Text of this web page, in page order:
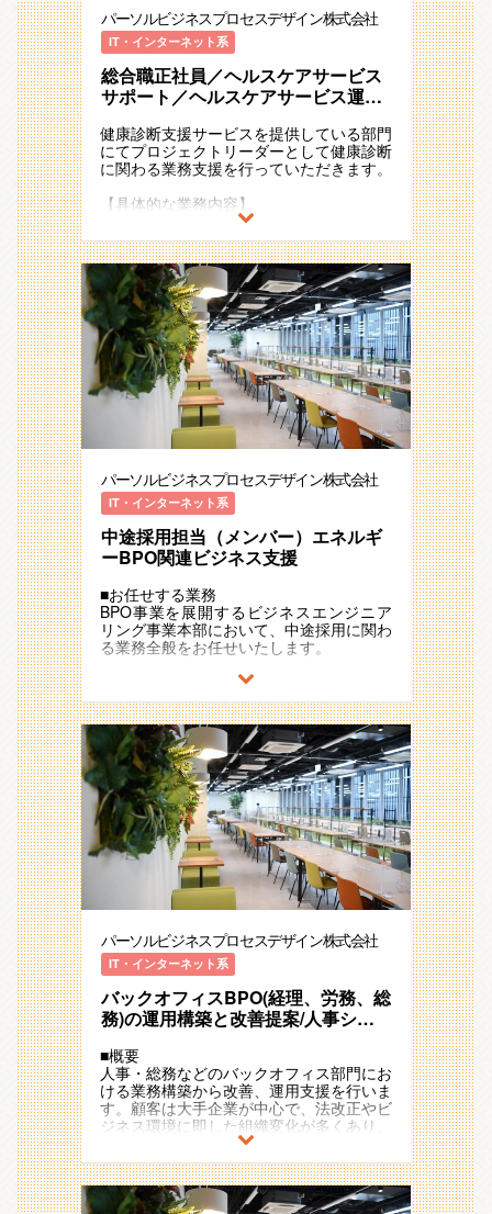
一覧
・業務フローをBPMNを用いて可視化す
る/業務フロー図、システム構成図
・作業手順を可視化する/業務手順書、業
務マニュアル
・業務フローの品質をKPIで管理する/顧客
向け報告書、改善提案書、品質管理
・業務フロー作業工程を自動化する/Excel
VBAツール
■同社の特徴・魅力：
・豊富なキャリアパス：業務領域ごとに専
門性を追求することからスタート。
「ラインマネジメント」「業務コンサル
タント」 「スペシャリスト」の大きな方
向性から伸ばしたいキャリアを選択するこ
とができます。
担当職種の変更の範囲：会社の定める職種
（出向を命じることがあり、その場合は出
向先の定める職種）
成長を遂げ、組織規模を拡大し続けていま
す。（2025年現在 約90名が在籍）
特に直近2年間で従業員数が約1.6倍に増加
し、急速な事業拡大を遂げています。
◆募集背景
HITO-Manager採用管理システムのプロダ
クト部門・CS（Indeed）チームにて、新
たに1年半前からindeed代理店としても顧
客支援を行っております。
事業の急成長に伴い、より充実したサービ
ス提供とお客様満足度向上のため、新たな
現在のCS（Indeed）チーム構成
・営業担当：3名（男性2名 女性1名）
・サポート担当：2名（女性2名）
◆業務内容
同社では、Indeed代理店としてお客様
の”採用”を直接的に支援しております。
営業がヒアリングしてきた内容を基に企業
の魅力を伝える求人原稿制作を担当いただ
企業の採用成功に直結する幅広い業務を担
企業の成長に欠かせない「採用」を直接的
に支援できる業務のため、成功したときに
は顧客からも直接「感謝」を伝えていただ
くこともあります。
＜主な業務内容＞
・効果分析データなどの作成
・Excelを活用した求人原稿制作
・広告の品質チェック
・求人掲載までの進行管理（対社内営業メ
ンバー＆お客様）
・広告内容の確認や修正依頼の対応 など
◆社員インタビュー
子育てと両立しやすい仕事を探す中で、リ
モート勤務・フルフレックス制の環境に惹
かれ転職しました。
業務改善にも取り組んだ経験を活かし、自
主性が求められる今の職場でやりがいを感
じながら働けています！
＜同社担当者より＞
■SEEDS COMAPNYについて
私たちSEEDS COMPANYは、人材業界大
手パーソルグループ初の社内ベンチャーと
います。
【組織の特徴】
・業界TOPシェアクラスの採用支援ツール
「HITO-Manager・x:eee」を展開
・Indeed PLUS代理店事業で1年で売上10
・20代-30代中心の多様なバックグラウン
ドを持つメンバーが活躍中
【魅力ポイント】
・急成長中の事業に携わることで、入社時
の自分のスキルから圧倒的な成長が可能
・企業の採用成功に直接貢献することで、
顧客や営業からの感謝の声を聞ける
・新部門のため、まだ組織自体が固まって
パーソルビジネスプロセスデザイン株式会社
IT・インターネット系
総合職正社員／ヘルスケアサービス
サポート／ヘルスケアサービス運用
宅勤務可♪＜全国転勤＞
健康診断支援サービスを提供している部門
にてプロジェクトリーダーとして健康診断
に関わる業務支援を行っていただきます。
【具体的な業務内容】
●健康診断の受診計画策定
※安定稼働しているプロジェクトをお任
せしたいと考えておりますので、
過去の方針を踏襲し、スケジュール
通りにプロジェクトを管理・運用していた
だく想定です
●顧客対応・確認
※難易度の高い提案や交渉を行っていた
だく想定はございませんのでご安心くださ
い！
●医療機関の手配・調整
●専用システムを使用し予約・受診実績の
●受診対象者や医療機関からの各種問合せ
す
└例えば？
受診対象者の場合：「健康診断の予約が
できない」「項目やオプションについての
問い合わせ」 など
医療機関の場合：「予約している方が当
日いらっしゃらない」「予約されていない
方や退職済みの方がいらっしゃった」 な
ど
【働き方】
入社後1か月程度は出社していただき業務
2か月目からは在宅勤務を取り入れながら
業務を行っていただく想定です。
【メンバー構成】
課全体 ⇒ 40名
配属予定のチーム人数 ⇒ 10名
男女比 ⇒ 2：8
【キャリアパス】
入社～1年：業務全体の理解
2年目～3年目：業務範囲の拡大、サブリ
ーダーやリーダーとしてプロジェクト管理
※ご本人の希望に応じて、マネジメントコ
ースまたはスペシャリストコースを選択い
ただけます！
【入社後のフォロー体制・雰囲気】
１年かけ一通りの業務を覚えていただく想
定です。
入社後、３ヵ月～半年程度でプロジェクト
を担当していただく予定ですが、常に先輩
社員がフォローに入る体制をとっておりま
す。
チーム制で助け合いながら業務を行える環
境となっておりますのでご安心ください！
【配属によって磨けるスキル】
マルチタスクスキル
パーソルビジネスプロセスデザイン株式会社
IT・インターネット系
中途採用担当（メンバー）エネルギ
ーBPO関連ビジネス支援
■お任せする業務
BPO事業を展開するビジネスエンジニア
リング事業本部において、中途採用に関わ
る業務全般をお任せいたします。
・事業責任者との採用要件のすり合わせ、
ターゲティング、求人票作成、母集団形成
チャネル検討（人材紹介、求人広告、ダイ
レクトリクルーティング、リファラルな
ど）
・応募者対応：書類選考、カジュアル面
談、面接フォロー、面接官への申し送り、
面接結果回収・通知、オファー面談、入社
前支援
・採用プロセスの数値管理、データ分析及
びレポーティング
＜BPO事業採用人材イメージ＞
業務プロセスコンサルタント、ITコンサル
ーサクセス、非定型事務など
■組織について
配属予定の部署はそれぞれ部門ごとに役割
を持つチーム制を取っており、母集団形成
から入社に至る一連の流れをご自身で担当
することで採用に関する知見が活かせま
す。
また、採用手法のみでなく社内の人事制度
や採用に関わる法（労基法・職安法）など
の専門的知見を元に、チームにて年間100
名以上の採用目標達成を目指します。
■本ポジションの魅力
～～ 情報収集×新しいことへのチャレン
パーソルビジネスプロセスデザイン株式会社
IT・インターネット系
バックオフィスBPO(経理、労務、総
務)の運用構築と改善提案/人事シス
■概要
人事・総務などのバックオフィス部門にお
ける業務構築から改善、運用支援を行いま
す。顧客は大手企業が中心で、法改正やビ
ジネス環境に即した組織変化が多くあり、
運用見直しが必要です。顧客に応じて、基
幹システム等の導入支援や自動化ツールを
用いた業務改善、プロセス再構築支援を行
います。